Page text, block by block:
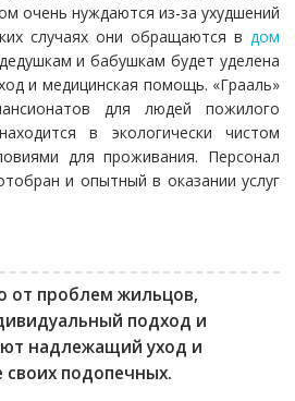
очень нуждаются из-за ухудшений
случаях они обращаются вдом
и бабушкам будет уделена
и медицинская помощь. «Грааль»
для людей пожилого
в экологически чистом
для проживания. Персонал
и опытный в оказании услуг
от проблем жильцов,
подход и
надлежащий уход и
своих подопечных.